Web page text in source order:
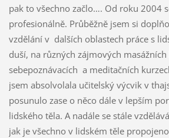
pak to všechno začlo…. Od roku 2004
profesionálně. Průběžně jsem si
vzdělání v dalších oblastech práce s
duší, na různých zájmových masážních
sebepoznávacích a meditačních
jsem absolvolala učitelský výcvik v
posunulo zase o něco dále v lepším
lidského těla. A nadále se stále
jak je všechno v lidském těle